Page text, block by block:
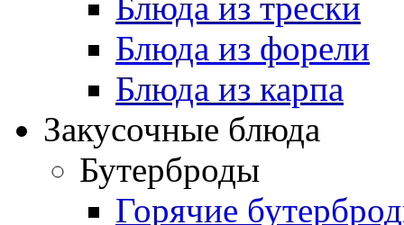
Блюда из форели
Блюда из карпа
Закусочные блюда
Бутерброды
Горячие